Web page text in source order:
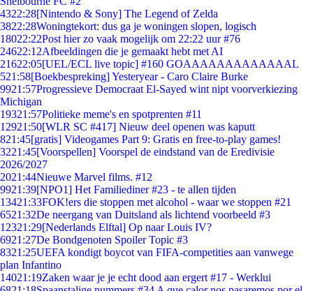
4322:28[Nintendo & Sony] The Legend of Zelda
3822:28Woningtekort: dus ga je woningen slopen, logisch
18022:22Post hier zo vaak mogelijk om 22:22 uur #76
24622:12Afbeeldingen die je gemaakt hebt met AI
21622:05[UEL/ECL live topic] #160 GOAAAAAAAAAAAAAL
521:58[Boekbespreking] Yesteryear - Caro Claire Burke
9921:57Progressieve Democraat El-Sayed wint nipt voorverkiezing
Michigan
19321:57Politieke meme's en spotprenten #11
12921:50[WLR SC #417] Nieuw deel openen was kaputt
821:45[gratis] Videogames Part 9: Gratis en free-to-play games!
3221:45[Voorspellen] Voorspel de eindstand van de Eredivisie
2026/2027
2021:44Nieuwe Marvel films. #12
9921:39[NPO1] Het Familiediner #23 - te allen tijden
13421:33FOK!ers die stoppen met alcohol - waar we stoppen #21
6521:32De neergang van Duitsland als lichtend voorbeeld #3
12321:29[Nederlands Elftal] Op naar Louis IV?
6921:27De Bondgenoten Spoiler Topic #3
8321:25UEFA kondigt boycot van FIFA-competities aan vanwege
plan Infantino
14021:19Zaken waar je je echt dood aan ergert #17 - Werklui